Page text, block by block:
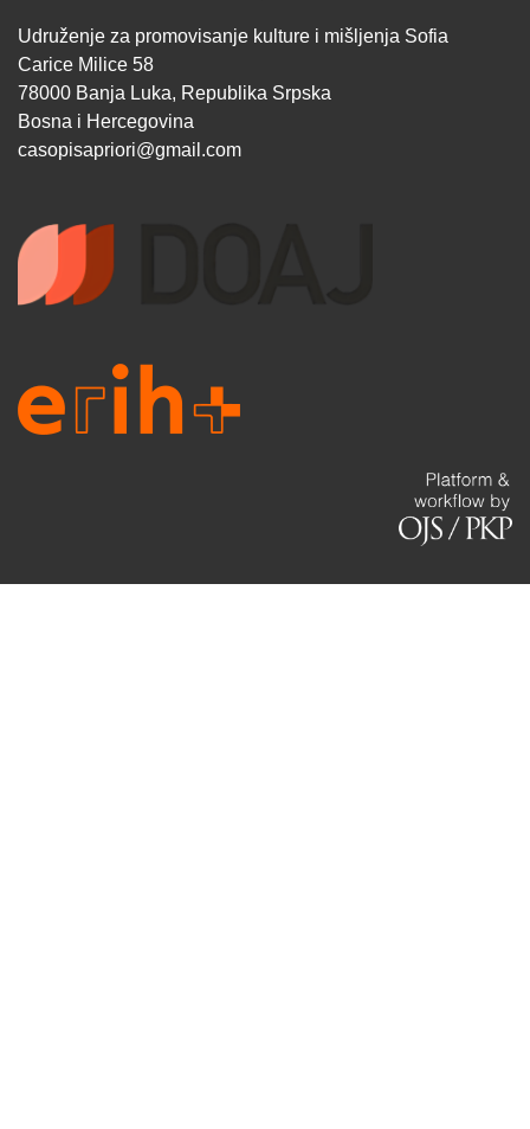
Udruženje za promovisanje kulture i mišljenja Sofia
Carice Milice 58
78000 Banja Luka, Republika Srpska
Bosna i Hercegovina
casopisapriori@gmail.com